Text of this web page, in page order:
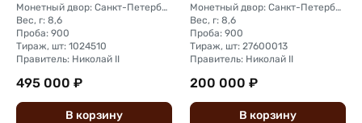
Монетный двор: Санкт-Петербургский монетный двор
Вес, г: 8,6
Проба: 900
Тираж, шт: 1024510
Правитель: Николай II
495 000 ₽
В корзину
Монетный двор: Санкт-Петербургский монетный двор
Вес, г: 8,6
Проба: 900
Тираж, шт: 27600013
Правитель: Николай II
200 000 ₽
В корзину